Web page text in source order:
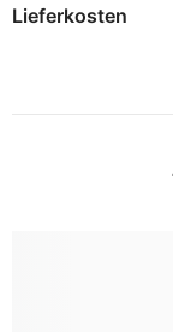
Lieferkosten